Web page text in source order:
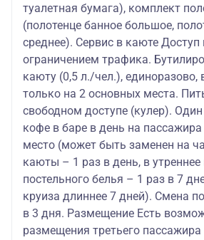
туалетная бумага), комплект
(полотенце банное большое,
среднее). Сервис в каюте Доступ
ограничением трафика.
каюту (0,5 л./чел.), единоразово,
только на 2 основных места.
свободном доступе (кулер).
кофе в баре в день на
место (может быть заменен на
каюты – 1 раз в день, в
постельного белья – 1 раз в 7
круиза длиннее 7 дней). Смена
в 3 дня. Размещение Есть
размещения третьего пассажира